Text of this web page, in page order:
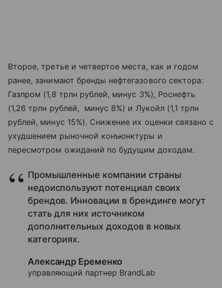
Второе, третье и четвертое места, как и годом
ранее, занимают бренды нефтегазового сектора:
Газпром (1,8 трлн рублей, минус 3%), Роснефть
(1,26 трлн рублей, минус 8%) и Лукойл (1,1 трлн
рублей, минус 15%). Снижение их оценки связано с
ухудшением рыночной конъюнктуры и
пересмотром ожиданий по будущим доходам.
Промышленные компании страны
недоиспользуют потенциал своих
брендов. Инновации в брендинге могут
стать для них источником
дополнительных доходов в новых
категориях.
Александр Еременко
управляющий партнер BrandLab